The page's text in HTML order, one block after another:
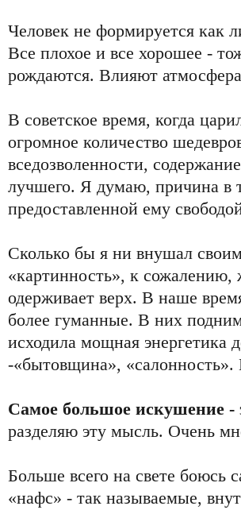
Человек не формируется как
Все плохое и все хорошее -
рождаются. Влияют
В советское время, когда
огромное количество
вседозволенности,
лучшего. Я думаю, причина в
предоставленной ему
Сколько бы я ни внушал
«картинность», к сожалению,
одерживает верх. В наше
более гуманные. В них
исходила мощная энергетика
-«бытовщина», «салонность».
Самое большое искушение -
разделяю эту мысль. Очень
Больше всего на свете боюсь
«нафс» - так называемые,